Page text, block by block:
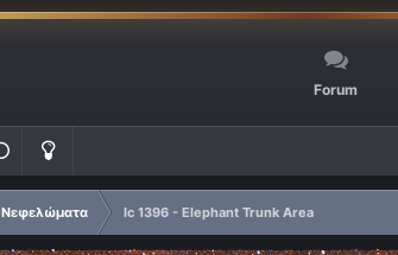
Forum
Νεφελώματα
Ic 1396 - Elephant Trunk Area